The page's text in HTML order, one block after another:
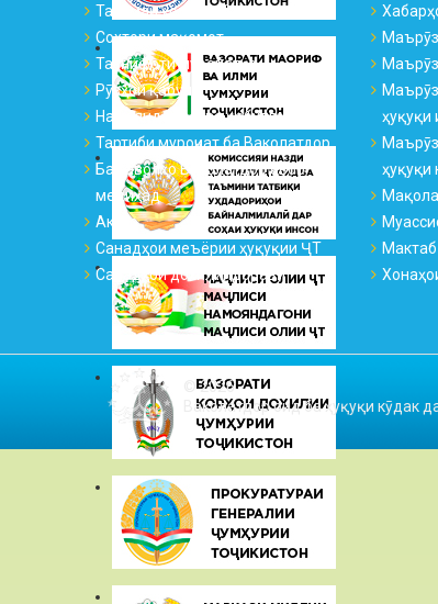
Тарҷумаи ҳоли ВҲК
Сохтори мақомот
Таснифоти муроҷиатҳо
Рӯзҳои қабул
Намояндагиҳо ва қабулгоҳҳо
Тартиби муроҷиат ба Ваколатдор
Ба саволҳо Ваколатдор ҷавоб
медиҳад
Аксҳо
Санадҳои меъёрии ҳуқуқии ҶТ
Санадҳои дохилиидоравӣ
ҳуқуқи
ҳуқуқи
© 2026
Ваколатдор оид ба ҳуқуқи кӯдак